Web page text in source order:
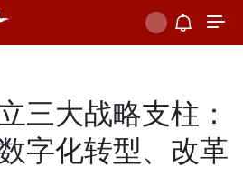
三大战略支柱：
字化转型、改革